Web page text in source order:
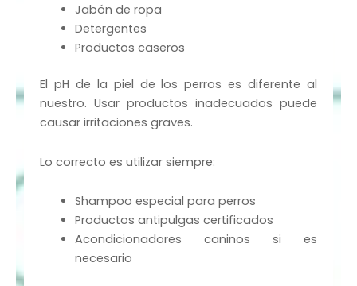
Jabón de ropa
Detergentes
Productos caseros
El pH de la piel de los perros es diferente al
nuestro. Usar productos inadecuados puede
causar irritaciones graves.
Lo correcto es utilizar siempre:
Shampoo especial para perros
Productos antipulgas certificados
Acondicionadores caninos si es
necesario